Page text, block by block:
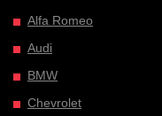
Alfa Romeo
Audi
BMW
Chevrolet